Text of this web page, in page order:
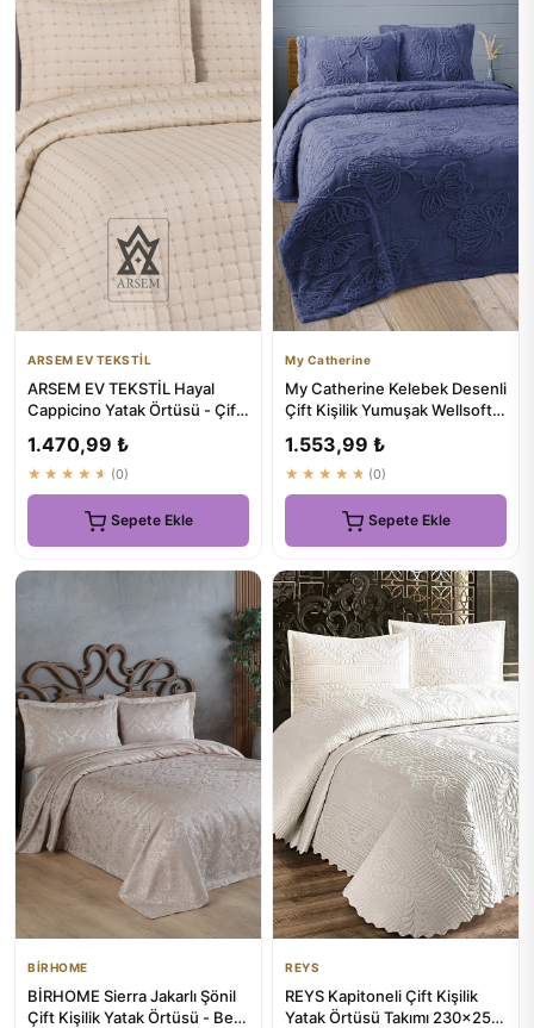
ARSEM EV TEKSTİL
ARSEM EV TEKSTİL Hayal
Cappicino Yatak Örtüsü - Çift
1.470,99 ₺
★★★★★ (0)
Sepete Ekle
My Catherine
My Catherine Kelebek Desenli
Çift Kişilik Yumuşak Wellsoft
1.553,99 ₺
★★★★★ (0)
Sepete Ekle
BİRHOME
BİRHOME Sierra Jakarlı Şönil
Çift Kişilik Yatak Örtüsü - Bej
REYS
REYS Kapitoneli Çift Kişilik
Yatak Örtüsü Takımı 230x250